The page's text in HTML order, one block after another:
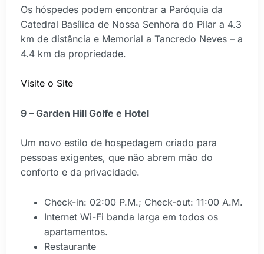
Os hóspedes podem encontrar a Paróquia da
Catedral Basílica de Nossa Senhora do Pilar a 4.3
km de distância e Memorial a Tancredo Neves – a
4.4 km da propriedade.
Visite o Site
9 – Garden Hill Golfe e Hotel
Um novo estilo de hospedagem criado para
pessoas exigentes, que não abrem mão do
conforto e da privacidade.
Check-in: 02:00 P.M.; Check-out: 11:00 A.M.
Internet Wi-Fi banda larga em todos os
apartamentos.
Restaurante